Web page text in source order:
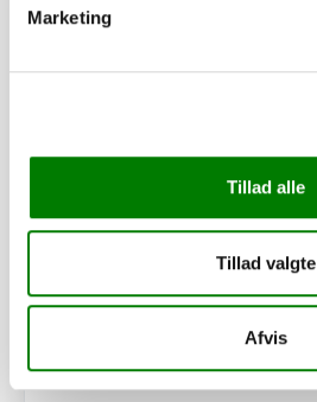
Marketing
Tillad alle
Tillad valgte
Afvis